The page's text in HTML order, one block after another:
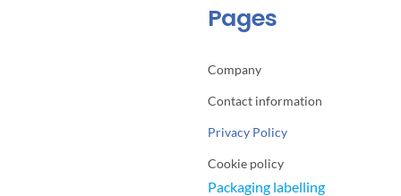
Pages
Company
Contact information
Privacy Policy
Cookie policy
Packaging labelling